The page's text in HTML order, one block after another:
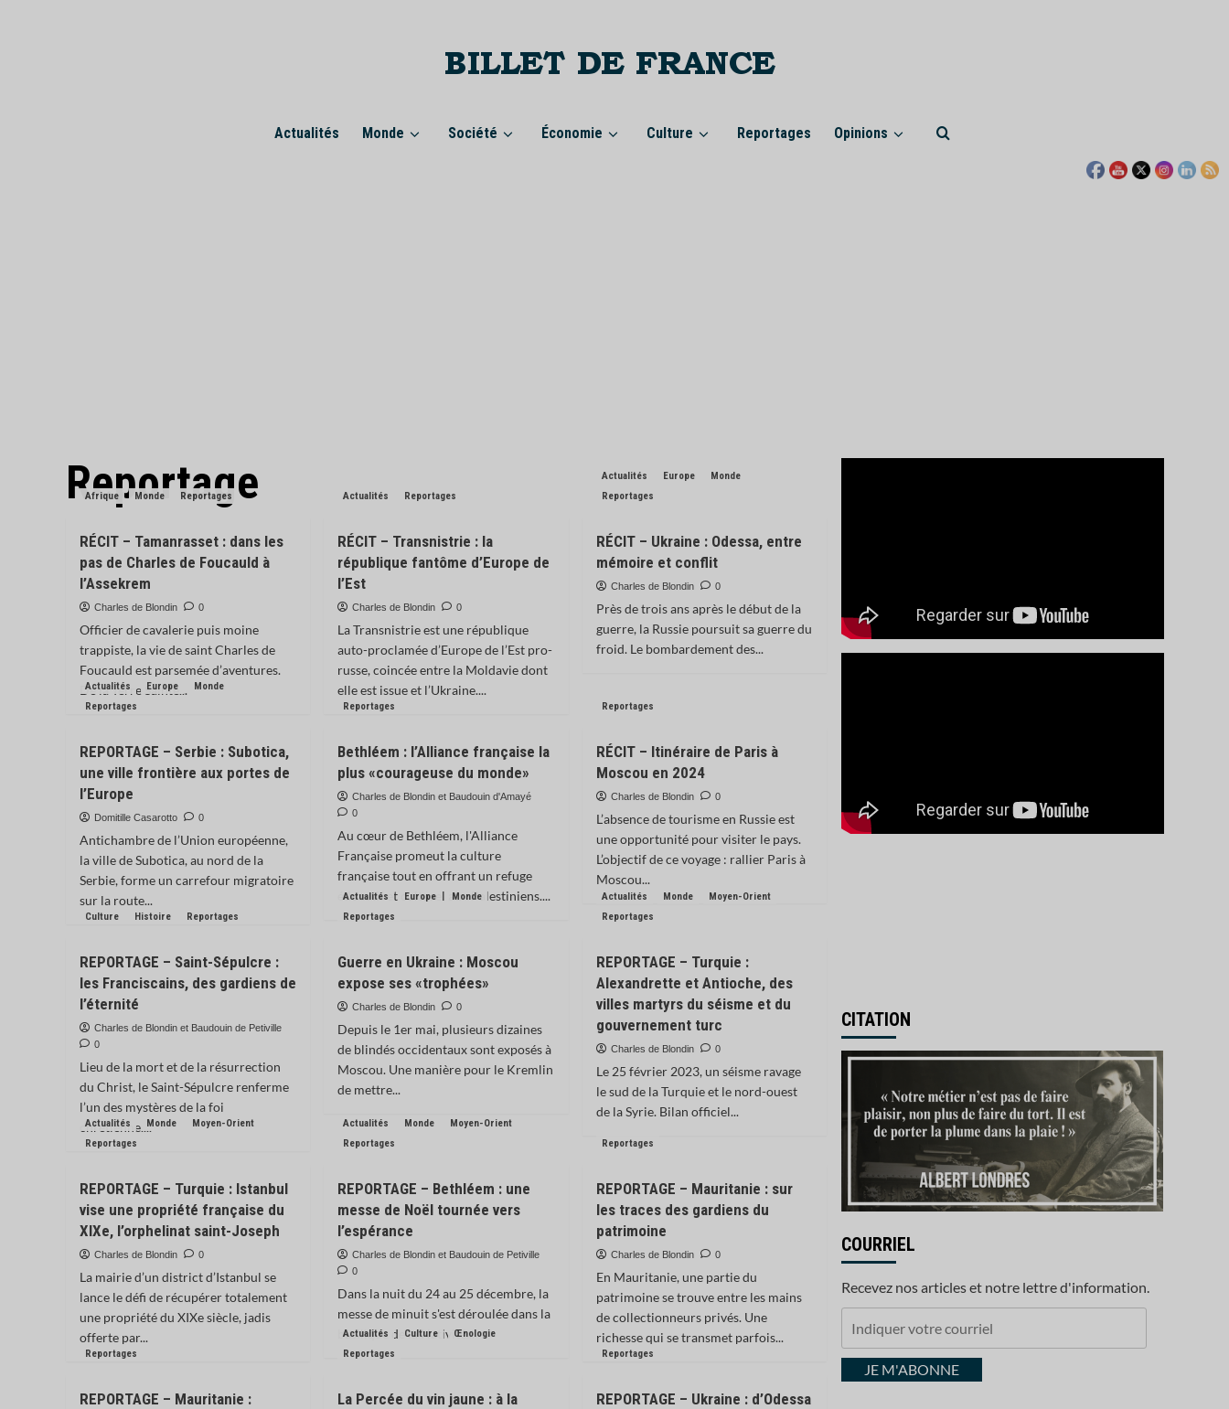
Actualités Monde Société Économie Culture Reportages Opinions
Reportage
Afrique Monde Reportages
RÉCIT – Tamanrasset : dans les
pas de Charles de Foucauld à
l’Assekrem
Charles de Blondin 0
Officier de cavalerie puis moine
trappiste, la vie de saint Charles de
Foucauld est parsemée d’aventures.
De la Terre Sainte...
Actualités Reportages
RÉCIT – Transnistrie : la
république fantôme d’Europe de
l’Est
Charles de Blondin 0
La Transnistrie est une république
auto-proclamée d’Europe de l’Est pro-
russe, coincée entre la Moldavie dont
elle est issue et l’Ukraine....
Actualités Europe
Monde
Reportages
RÉCIT – Ukraine : Odessa, entre
mémoire et conflit
Charles de Blondin 0
Près de trois ans après le début de la
guerre, la Russie poursuit sa guerre du
froid. Le bombardement des...
Actualités Europe
Monde
Reportages
REPORTAGE – Serbie : Subotica,
une ville frontière aux portes de
l’Europe
Domitille Casarotto 0
Antichambre de l’Union européenne,
la ville de Subotica, au nord de la
Serbie, forme un carrefour migratoire
sur la route...
Reportages
Bethléem : l’Alliance française la
plus «courageuse du monde»
Charles de Blondin et Baudouin d'Amayé
0
Au cœur de Bethléem, l'Alliance
Française promeut la culture
française tout en offrant un refuge
éducatif et culturel aux Palestiniens....
Reportages
RÉCIT – Itinéraire de Paris à
Moscou en 2024
Charles de Blondin 0
L’absence de tourisme en Russie est
une opportunité pour visiter le pays.
L’objectif de ce voyage : rallier Paris à
Moscou...
Culture Histoire Reportages
REPORTAGE – Saint-Sépulcre :
les Franciscains, des gardiens de
l’éternité
Charles de Blondin et Baudouin de Petiville
0
Lieu de la mort et de la résurrection
du Christ, le Saint-Sépulcre renferme
l’un des mystères de la foi
chrétienne....
Actualités Europe
Monde
Reportages
Guerre en Ukraine : Moscou
expose ses «trophées»
Charles de Blondin 0
Depuis le 1er mai, plusieurs dizaines
de blindés occidentaux sont exposés à
Moscou. Une manière pour le Kremlin
de mettre...
Actualités Monde
Moyen-Orient
Reportages
REPORTAGE – Turquie :
Alexandrette et Antioche, des
villes martyrs du séisme et du
gouvernement turc
Charles de Blondin 0
Le 25 février 2023, un séisme ravage
le sud de la Turquie et le nord-ouest
de la Syrie. Bilan officiel...
Actualités Monde
Moyen-Orient
Reportages
REPORTAGE – Turquie : Istanbul
vise une propriété française du
XIXe, l’orphelinat saint-Joseph
Charles de Blondin 0
La mairie d’un district d’Istanbul se
lance le défi de récupérer totalement
une propriété du XIXe siècle, jadis
offerte par...
Actualités Monde
Moyen-Orient
Reportages
REPORTAGE – Bethléem : une
messe de Noël tournée vers
l’espérance
Charles de Blondin et Baudouin de Petiville
0
Dans la nuit du 24 au 25 décembre, la
messe de minuit s'est déroulée dans la
basilique de la Nativité...
Reportages
REPORTAGE – Mauritanie : sur
les traces des gardiens du
patrimoine
Charles de Blondin 0
En Mauritanie, une partie du
patrimoine se trouve entre les mains
de collectionneurs privés. Une
richesse qui se transmet parfois...
Reportages
REPORTAGE – Mauritanie :
Actualités Culture
Œnologie
Reportages
La Percée du vin jaune : à la
Reportages
REPORTAGE – Ukraine : d’Odessa
CITATION
COURRIEL
Recevez nos articles et notre lettre d'information.
courrielJE M'ABONNE